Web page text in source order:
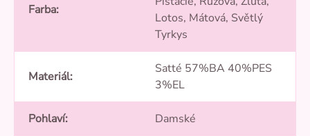
Farba:
Lotos, Mátová, Světlý
Tyrkys
Materiál:
Satté 57%BA 40%PES
3%EL
Pohlaví: Damské